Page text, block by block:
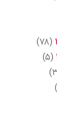
(۷۸)
(۵)